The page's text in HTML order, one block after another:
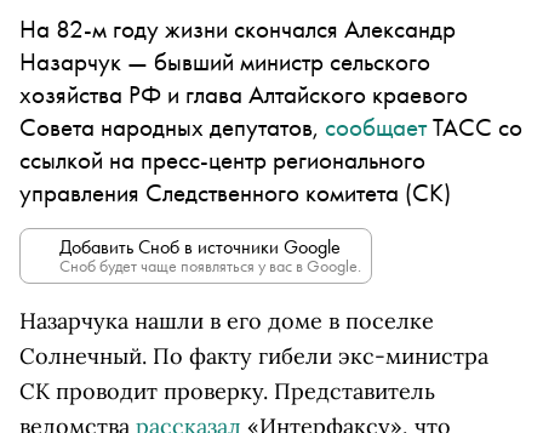
На 82-м году жизни скончался Александр
Назарчук — бывший министр сельского
хозяйства РФ и глава Алтайского краевого
Совета народных депутатов, сообщаетТАСС со
ссылкой на пресс-центр регионального
управления Следственного комитета (СК)
Добавить Сноб в источники Google
Сноб будет чаще появляться у вас в Google.
Назарчука нашли в его доме в поселке
Солнечный. По факту гибели экс-министра
СК проводит проверку. Представитель
ведомства рассказал «Интерфаксу», что